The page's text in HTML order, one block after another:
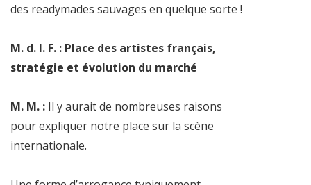
des readymades sauvages en quelque sorte !
M. d. l. F. : Place des artistes français,
stratégie et évolution du marché
M. M. : Il y aurait de nombreuses raisons
pour expliquer notre place sur la scène
internationale.